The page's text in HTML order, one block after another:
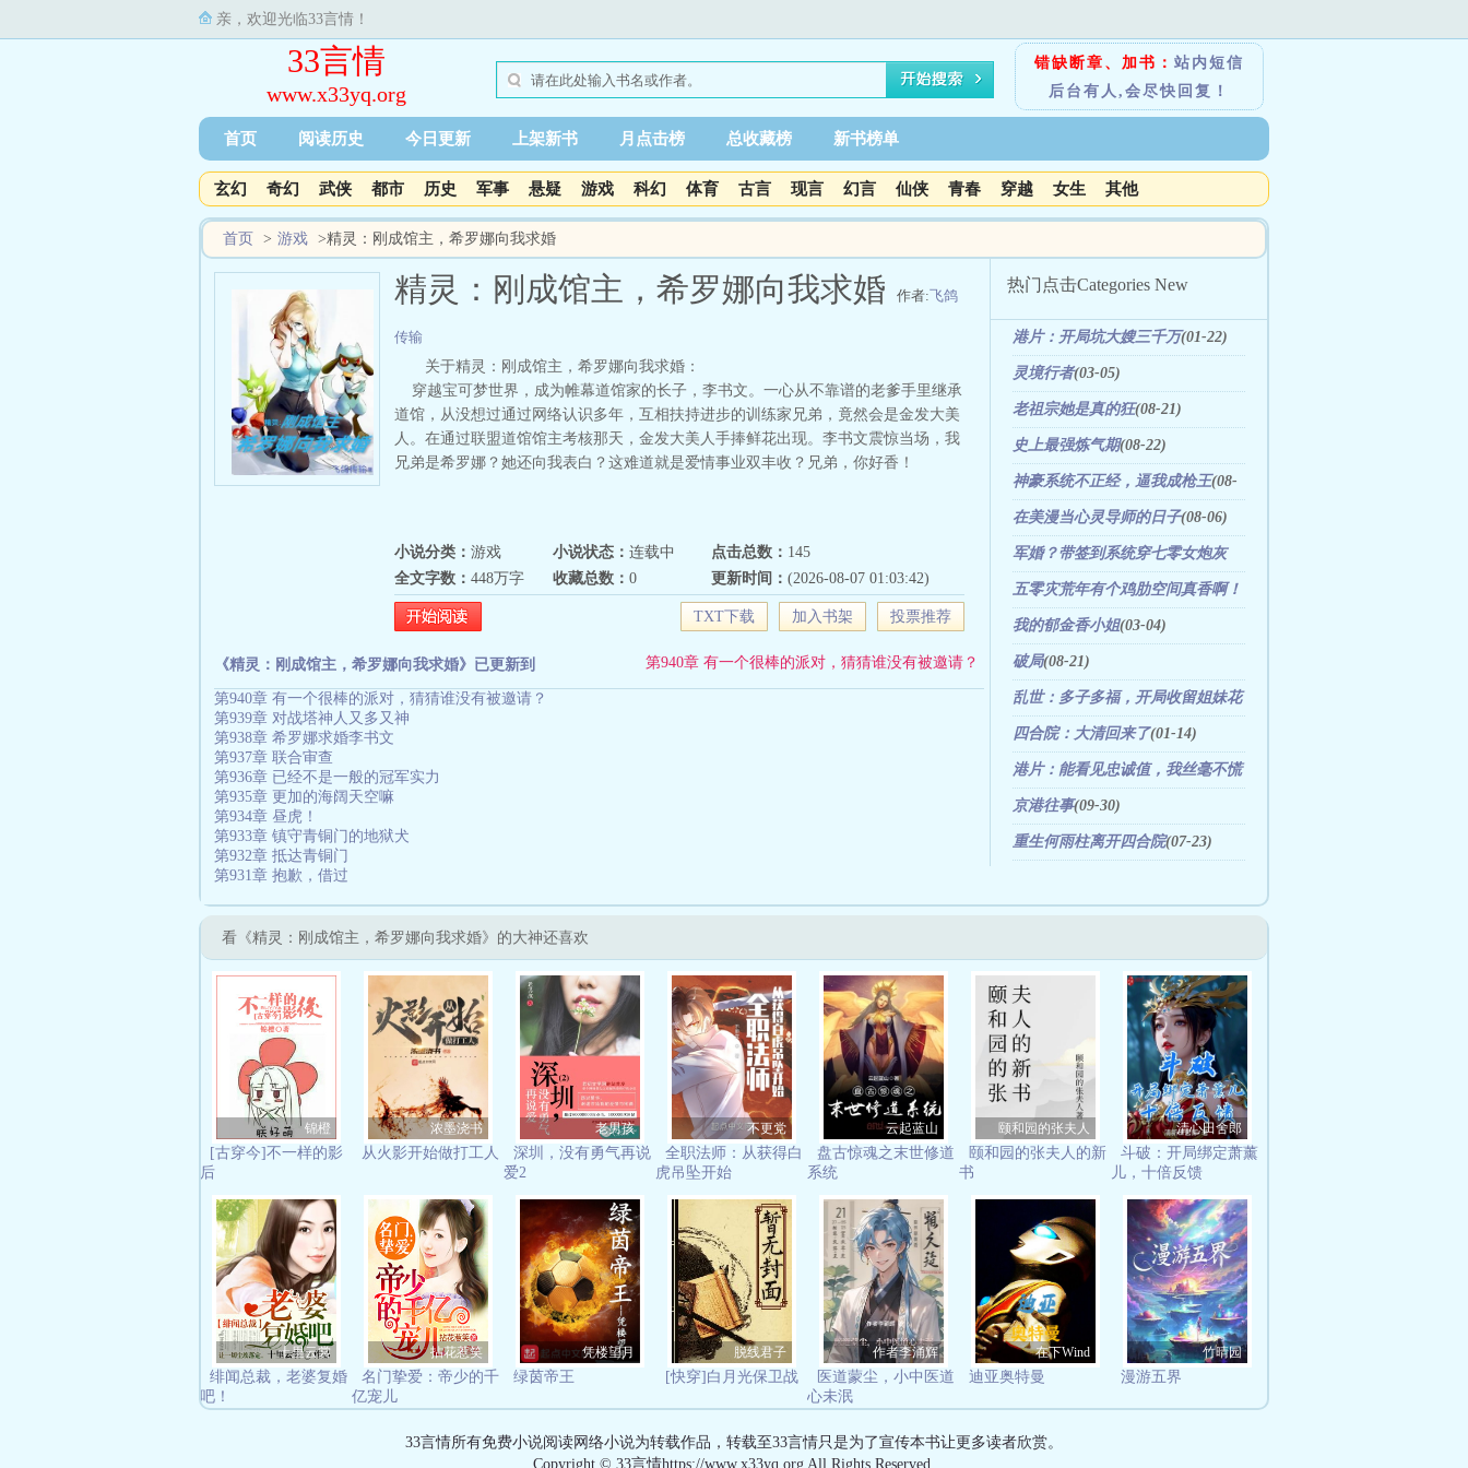
亲，欢迎光临33言情！
33言情
www.x33yq.org
错缺断章、加书： 站内短信
后台有人,会尽快回复！
首页 阅读历史 今日更新 上架新书 月点击榜 总收藏榜 新书榜单
玄幻 奇幻 武侠 都市 历史 军事 悬疑 游戏 科幻 体育 古言 现言 幻言 仙侠 青春 穿越 女生 其他
首页 > 游戏 >精灵：刚成馆主，希罗娜向我求婚
精灵：刚成馆主，希罗娜向我求婚 作者:飞鸽
传输
关于精灵：刚成馆主，希罗娜向我求婚：
穿越宝可梦世界，成为帷幕道馆家的长子，李书文。一心从不靠谱的老爹手里继承
道馆，从没想过通过网络认识多年，互相扶持进步的训练家兄弟，竟然会是金发大美
人。在通过联盟道馆馆主考核那天，金发大美人手捧鲜花出现。李书文震惊当场，我
兄弟是希罗娜？她还向我表白？这难道就是爱情事业双丰收？兄弟，你好香！
小说分类： 游戏 小说状态： 连载中 点击总数： 145
全文字数： 448万字 收藏总数： 0 更新时间： (2026-08-07 01:03:42)
TXT下载 加入书架 投票推荐
《精灵：刚成馆主，希罗娜向我求婚》已更新到 第940章 有一个很棒的派对，猜猜谁没有被邀请？
第940章 有一个很棒的派对，猜猜谁没有被邀请？
第939章 对战塔神人又多又神
第938章 希罗娜求婚李书文
第937章 联合审查
第936章 已经不是一般的冠军实力
第935章 更加的海阔天空嘛
第934章 昼虎！
第933章 镇守青铜门的地狱犬
第932章 抵达青铜门
第931章 抱歉，借过
热门点击Categories New
港片：开局坑大嫂三千万(01-22)
灵境行者(03-05)
老祖宗她是真的狂(08-21)
史上最强炼气期(08-22)
神豪系统不正经，逼我成枪王(08-
06)
在美漫当心灵导师的日子(08-06)
军婚？带签到系统穿七零女炮灰
(11-25)
五零灾荒年有个鸡肋空间真香啊！
(01-15)
我的郁金香小姐(03-04)
破局(08-21)
乱世：多子多福，开局收留姐妹花
(08-01)
四合院：大清回来了(01-14)
港片：能看见忠诚值，我丝毫不慌
(01-22)
京港往事(09-30)
重生何雨柱离开四合院(07-23)
看《精灵：刚成馆主，希罗娜向我求婚》的大神还喜欢
锦橙
[古穿今]不一样的影
后
浓墨浇书
从火影开始做打工人
老男孩
深圳，没有勇气再说
爱2
不更党
全职法师：从获得白
虎吊坠开始
云起蓝山
盘古惊魂之末世修道
系统
颐和园的张夫人
颐和园的张夫人的新
书
清心田舍郎
斗破：开局绑定萧薰
儿，十倍反馈
十里云裳
绯闻总裁，老婆复婚
吧！
拈花惹笑
名门挚爱：帝少的千
亿宠儿
凭楼望月
绿茵帝王
脱线君子
[快穿]白月光保卫战
作者李涌辉
医道蒙尘，小中医道
心未泯
在下Wind
迪亚奥特曼
竹晴园
漫游五界
33言情所有免费小说阅读网络小说为转载作品，转载至33言情只是为了宣传本书让更多读者欣赏。
Copyright © 33言情https://www.x33yq.org All Rights Reserved.